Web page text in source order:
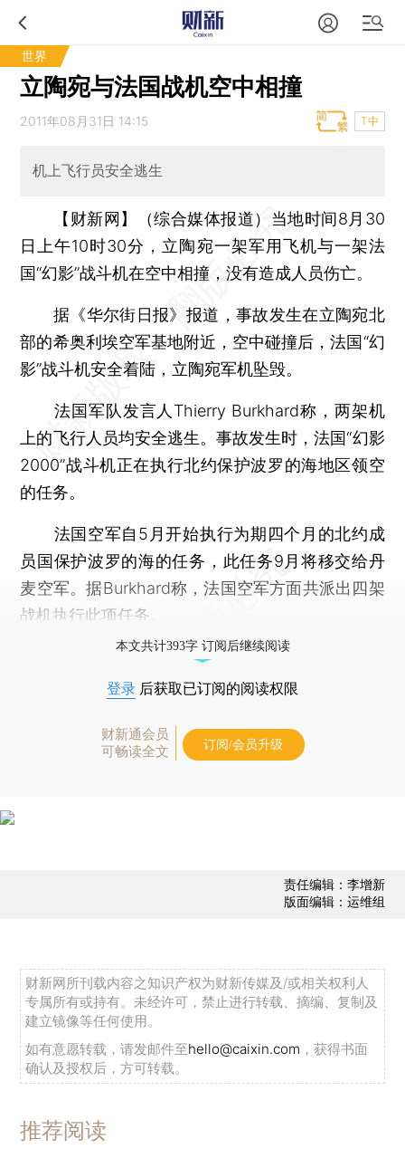
世界
立陶宛与法国战机空中相撞
2011年08月31日 14:15 T中
机上飞行员安全逃生
【财新网】（综合媒体报道） 当地时间8月30
日上午10时30分，立陶宛一架军用飞机与一架法
国“幻影”战斗机在空中相撞，没有造成人员伤亡。
据《华尔街日报》报道，事故发生在立陶宛北
部的希奥利埃空军基地附近，空中碰撞后，法国“幻
影”战斗机安全着陆，立陶宛军机坠毁。
法国军队发言人Thierry Burkhard称，两架机
上的飞行人员均安全逃生。事故发生时，法国“幻影
2000”战斗机正在执行北约保护波罗的海地区领空
的任务。
法国空军自5月开始执行为期四个月的北约成
员国保护波罗的海的任务，此任务9月将移交给丹
麦空军。据Burkhard称，法国空军方面共派出四架
战机执行此项任务。
本文共计393字 订阅后继续阅读
登录 后获取已订阅的阅读权限
财新通会员
可畅读全文
订阅/会员升级
责任编辑：李增新
版面编辑：运维组
财新网所刊载内容之知识产权为财新传媒及/或相关权利人
专属所有或持有。未经许可，禁止进行转载、摘编、复制及
建立镜像等任何使用。
如有意愿转载，请发邮件至hello@caixin.com ，获得书面
确认及授权后，方可转载。
推荐阅读